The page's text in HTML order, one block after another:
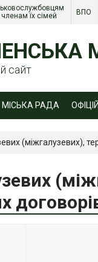
членам їх сімей
ВПО
сайт
МІСЬКА РАДА
(міжгалузевих),